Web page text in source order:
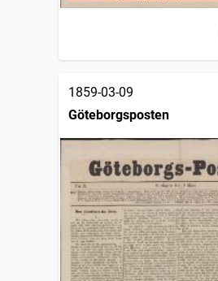
1859-03-09
Göteborgsposten